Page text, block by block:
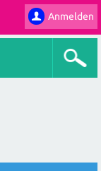
Anmelden